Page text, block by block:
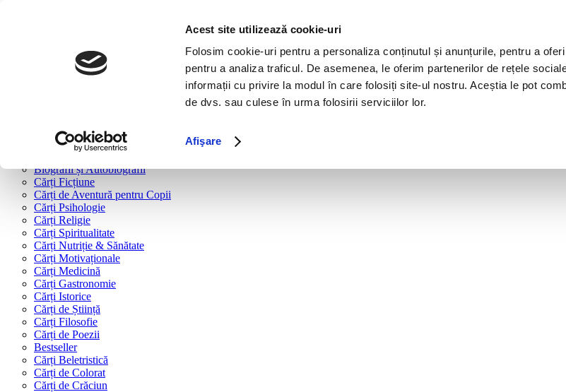
Acest site utilizează cookie-uri
Folosim cookie-uri pentru a personaliza conținutul și anunțurile, pentru a
pentru a analiza traficul. De asemenea, le oferim partenerilor de rețele
informații cu privire la modul în care folosiți site-ul nostru. Aceștia le pot
de dvs. sau culese în urma folosirii serviciilor lor.
Afişare
Cărți după tipologie
Cărți Dezvoltare Personală
Cărți Familie & Cuplu
Biografii și Autobiografii
Cărți Ficțiune
Cărți de Aventură pentru Copii
Cărți Psihologie
Cărți Religie
Cărți Spiritualitate
Cărți Nutriție & Sănătate
Cărți Motivaționale
Cărți Medicină
Cărți Gastronomie
Cărți Istorice
Cărți de Știință
Cărți Filosofie
Cărți de Poezii
Bestseller
Cărți Beletristică
Cărți de Colorat
Cărți de Crăciun